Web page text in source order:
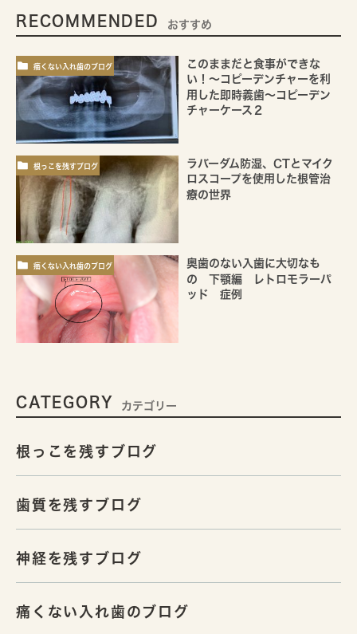
RECOMMENDED おすすめ
痛くない入れ歯のブログ
このままだと食事ができな
い！～コピーデンチャーを利
用した即時義歯～コピーデン
チャーケース２
根っこを残すブログ
ラバーダム防湿、CTとマイク
ロスコープを使用した根管治
療の世界
痛くない入れ歯のブログ
奥歯のない入歯に大切なも
の 下顎編 レトロモラーパ
ッド 症例
CATEGORY カテゴリー
根っこを残すブログ
歯質を残すブログ
神経を残すブログ
痛くない入れ歯のブログ